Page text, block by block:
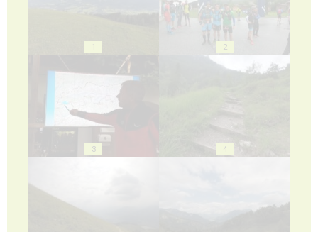
1 2
3 4